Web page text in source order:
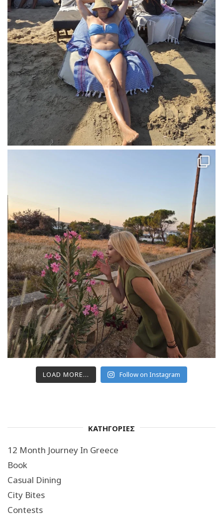
LOAD MORE... Follow on Instagram
ΚΑΤΗΓΟΡΙΕΣ
12 Month Journey In Greece
Book
Casual Dining
City Bites
Contests